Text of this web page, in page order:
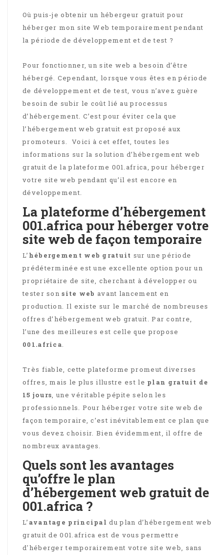
Où puis-je obtenir un hébergeur gratuit pour
héberger mon site Web temporairement pendant
la période de développement et de test ?
Pour fonctionner, un site web a besoin d’être
hébergé. Cependant, lorsque vous êtes en période
de développement et de test, vous n’avez guère
besoin de subir le coût lié au processus
d’hébergement. C’est pour éviter cela que
l’hébergement web gratuit est proposé aux
promoteurs. Voici à cet effet, toutes les
informations sur la solution d’hébergement web
gratuit de la plateforme 001.africa, pour héberger
votre site web pendant qu’il est encore en
développement.
La plateforme d’hébergement
001.africa pour héberger votre
site web de façon temporaire
L’ hébergement web gratuit sur une période
prédéterminée est une excellente option pour un
propriétaire de site, cherchant à développer ou
tester sonsite web avant lancement en
production. Il existe sur le marché de nombreuses
offres d’hébergement web gratuit. Par contre,
l’une des meilleures est celle que propose
001.africa.
Très fiable, cette plateforme promeut diverses
offres, mais le plus illustre est le plan gratuit de
15 jours, une véritable pépite selon les
professionnels. Pour héberger votre site web de
façon temporaire, c’est inévitablement ce plan que
vous devez choisir. Bien évidemment, il offre de
nombreux avantages.
Quels sont les avantages
qu’offre le plan
d’hébergement web gratuit de
001.africa ?
L’ avantage principaldu plan d’hébergement web
gratuit de 001.africa est de vous permettre
d'héberger temporairement votre site web, sans